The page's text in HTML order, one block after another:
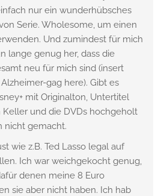
nur ein wunderhübsches
Serie. Wholesome, um einen
Und zumindest für mich
lange genug her, dass die
neu für mich sind (insert
gag here). Gibt es
mit Originalton, Untertitel
Keller und die DVDs hochgeholt
nicht gemacht.
wie z.B. Ted Lasso legal auf
Ich war weichgekocht genug,
denen meine 8 Euro
sie aber nicht haben. Ich hab